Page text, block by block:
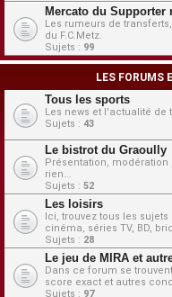
Mercato du Supporter
Les rumeurs de
du F.C.Metz.
Sujets : 99
LES FORUMS
Tous les sports
Les news et l'actualité de
Sujets : 43
Le bistrot du Graoully
Présentation, modération
rien...
Sujets : 52
Les loisirs
Ici, trouvez tous les
cinéma, séries TV, BD,
Sujets : 28
Le jeu de MIRA et
Dans ce forum se
score exact et autres
Sujets : 97